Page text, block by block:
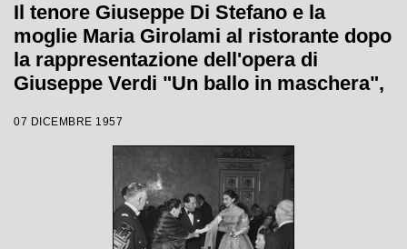
Il tenore Giuseppe Di Stefano e la
moglie Maria Girolami al ristorante dopo
la rappresentazione dell'opera di
Giuseppe Verdi "Un ballo in maschera",
la regia di Margherita Wallmann con la
quale è stata inaugurata la stagione
lirica 1957-1958 del Teatro alla Scala
07 DICEMBRE 1957